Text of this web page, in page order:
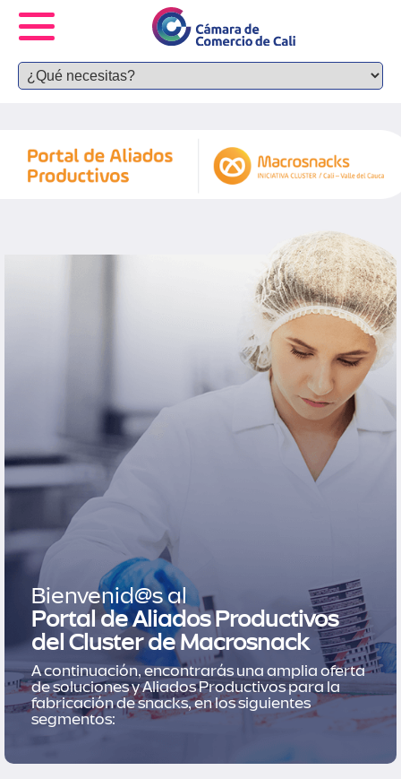
Bienvenid@s al
Portal de Aliados Productivos
del Cluster de Macrosnack
A continuación, encontrarás una amplia oferta
de soluciones y Aliados Productivos para la
fabricación de snacks, en los siguientes
segmentos: